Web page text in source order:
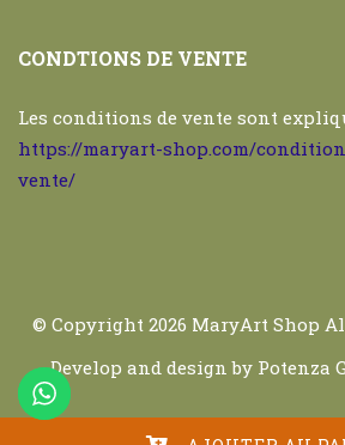
CONDTIONS DE VENTE
Les conditions de vente sont
https://maryart-shop.com/
vente/
© Copyright 2026 MaryArt Shop
Develop and design by Potenza